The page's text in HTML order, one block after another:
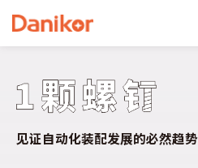
见证自动化装配发展的必然趋势